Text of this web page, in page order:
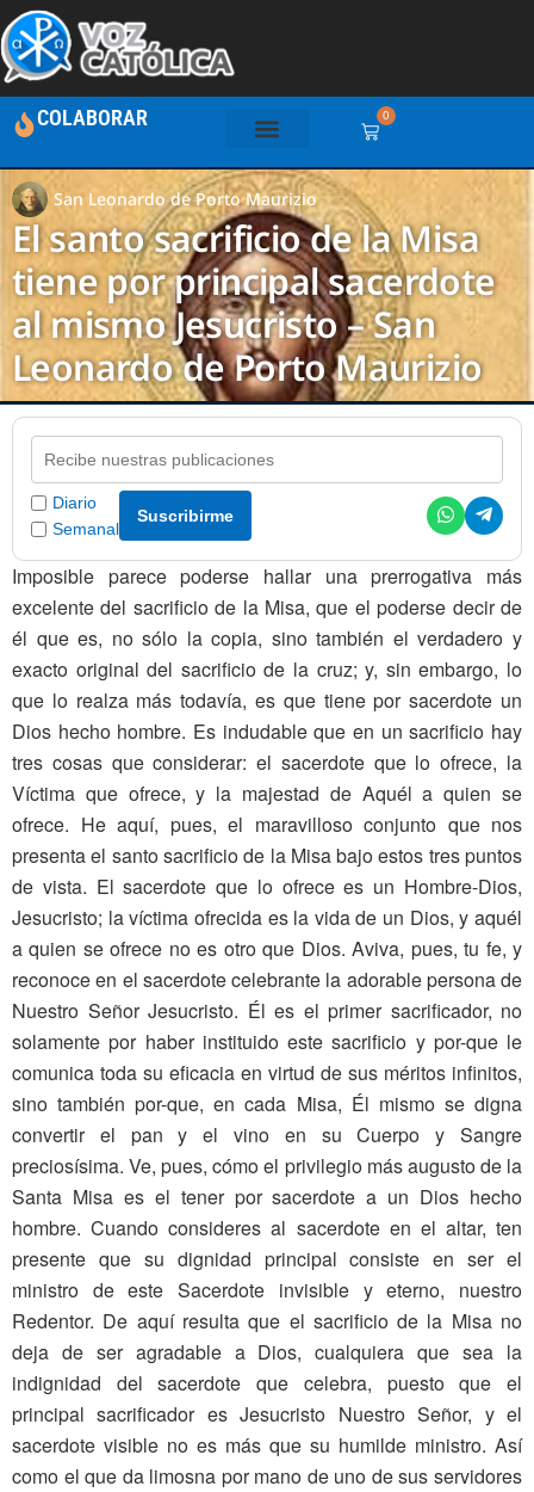
COLABORAR 0
San Leonardo de Porto Maurizio
El santo sacrificio de la Misa
tiene por principal sacerdote
al mismo Jesucristo – San
Leonardo de Porto Maurizio
Diario
Semanal
Suscribirme
Imposible parece poderse hallar una prerrogativa más
excelente del sacrificio de la Misa, que el poderse decir de
él que es, no sólo la copia, sino también el verdadero y
exacto original del sacrificio de la cruz; y, sin embargo, lo
que lo realza más todavía, es que tiene por sacerdote un
Dios hecho hombre. Es indudable que en un sacrificio hay
tres cosas que considerar: el sacerdote que lo ofrece, la
Víctima que ofrece, y la majestad de Aquél a quien se
ofrece. He aquí, pues, el maravilloso conjunto que nos
presenta el santo sacrificio de la Misa bajo estos tres puntos
de vista. El sacerdote que lo ofrece es un Hombre-Dios,
Jesucristo; la víctima ofrecida es la vida de un Dios, y aquél
a quien se ofrece no es otro que Dios. Aviva, pues, tu fe, y
reconoce en el sacerdote celebrante la adorable persona de
Nuestro Señor Jesucristo. Él es el primer sacrificador, no
solamente por haber instituido este sacrificio y por-que le
comunica toda su eficacia en virtud de sus méritos infinitos,
sino también por-que, en cada Misa, Él mismo se digna
convertir el pan y el vino en su Cuerpo y Sangre
preciosísima. Ve, pues, cómo el privilegio más augusto de la
Santa Misa es el tener por sacerdote a un Dios hecho
hombre. Cuando consideres al sacerdote en el altar, ten
presente que su dignidad principal consiste en ser el
ministro de este Sacerdote invisible y eterno, nuestro
Redentor. De aquí resulta que el sacrificio de la Misa no
deja de ser agradable a Dios, cualquiera que sea la
indignidad del sacerdote que celebra, puesto que el
principal sacrificador es Jesucristo Nuestro Señor, y el
sacerdote visible no es más que su humilde ministro. Así
como el que da limosna por mano de uno de sus servidores